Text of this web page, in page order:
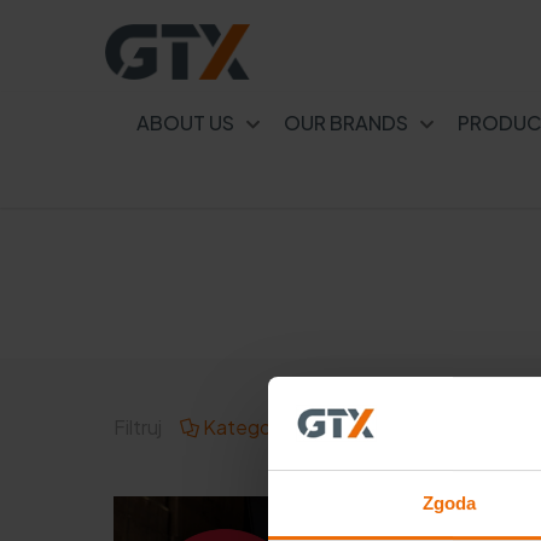
Zgoda
ABOUT US OUR BRANDS
Kategorie Tagi